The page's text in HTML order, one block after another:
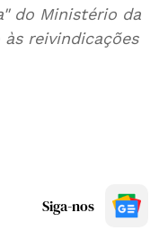
do Ministério da
reivindicações
Siga-nos